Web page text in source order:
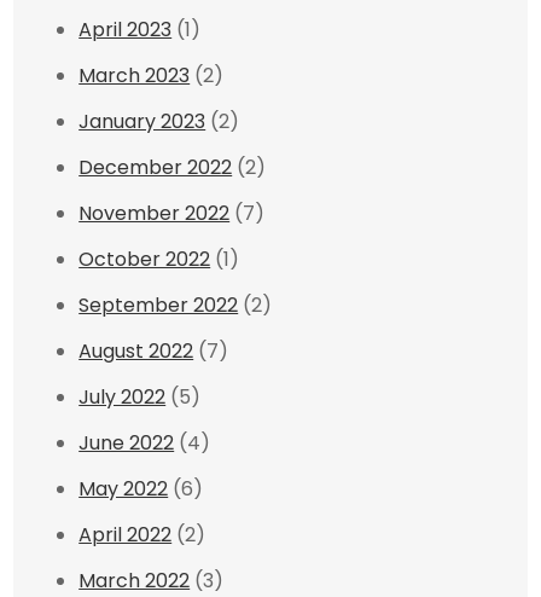
April 2023 (1)
March 2023 (2)
January 2023 (2)
December 2022 (2)
November 2022 (7)
October 2022 (1)
September 2022 (2)
August 2022 (7)
July 2022 (5)
June 2022 (4)
May 2022 (6)
April 2022 (2)
March 2022 (3)